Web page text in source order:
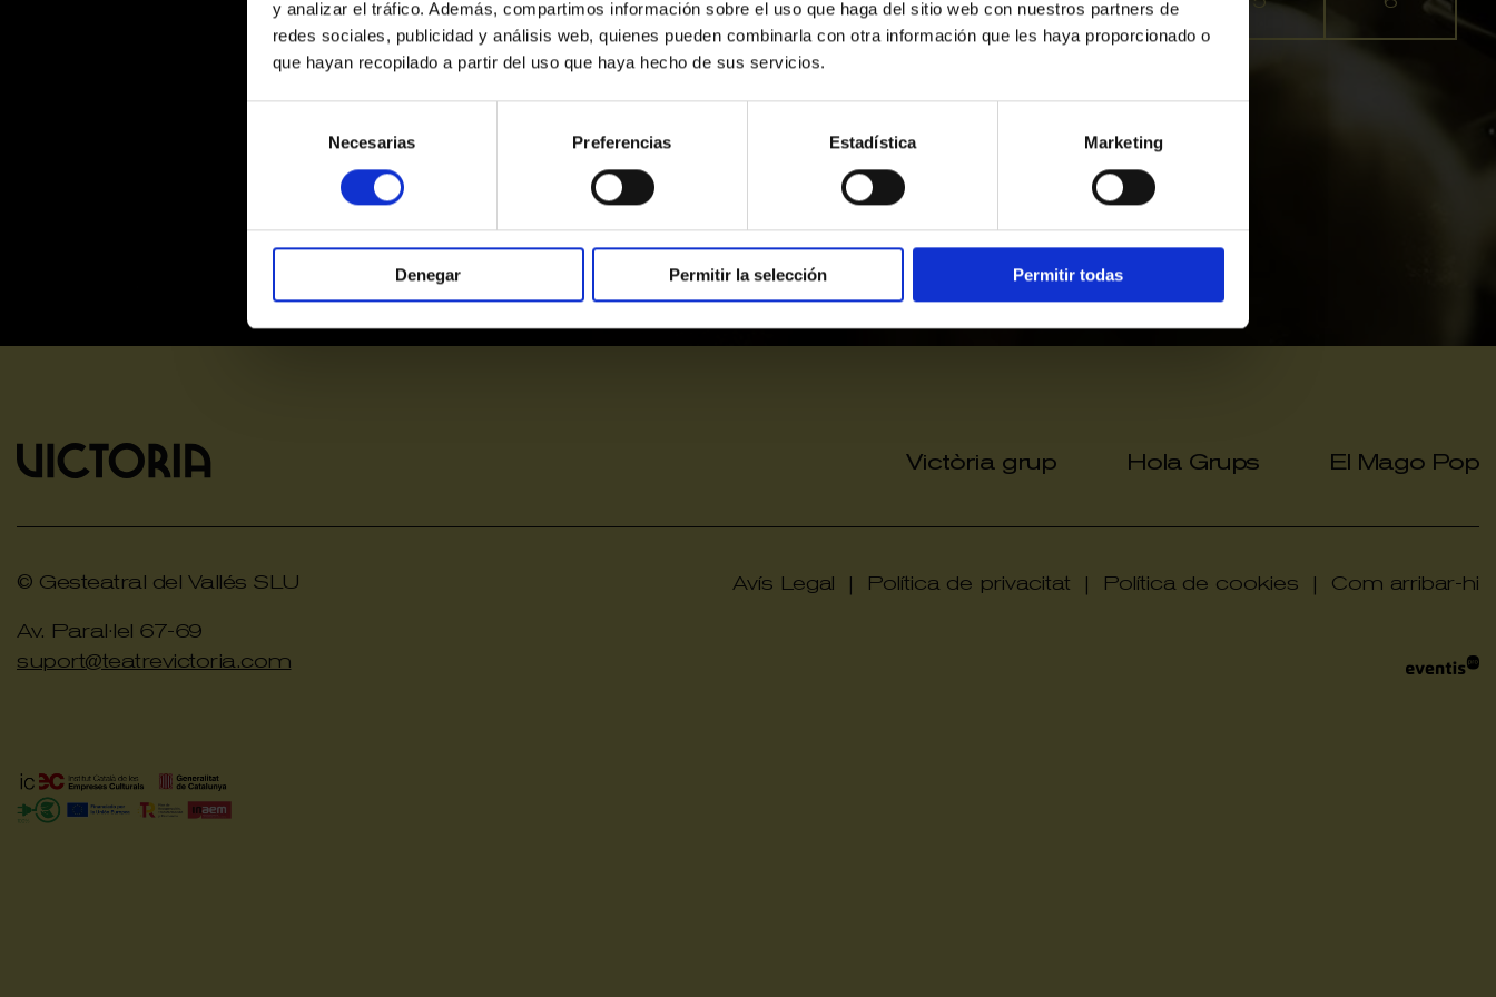
y analizar el tráfico. Además, compartimos información sobre el uso que haga del sitio web con nuestros partners de
redes sociales, publicidad y análisis web, quienes pueden combinarla con otra información que les haya proporcionado o
que hayan recopilado a partir del uso que haya hecho de sus servicios.
consentimiento
Necesarias Preferencias Estadística Marketing
Denegar Permitir la selección Permitir todas
Victòria grup Hola Grups El Mago Pop
© Gesteatral del Vallés SLU
Av. Paral·lel 67-69
suport@teatrevictoria.com
Avís Legal | Política de privacitat | Política de cookies | Com arribar-hi